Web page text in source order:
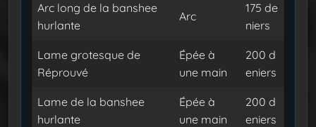
Arc long de la banshee
hurlante
Arc
175 de
niers
Lame grotesque de
Réprouvé
Épée à
une main
200 d
eniers
Lame de la banshee
hurlante
Épée à
une main
200 d
eniers